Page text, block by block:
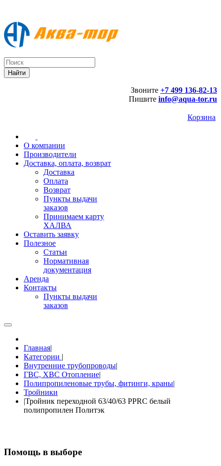
Звоните +7 499 136-82-13
Пишите info@aqua-tor.ru
Корзина
О компании
Производители
Доставка, оплата, возврат
Доставка
Оплата
Возврат
Пункты выдачи
заказов
Принимаем карту
ХАЛВА
Оставить заявку
Полезное
Статьи
Нормативная
документация
Аренда
Контакты
Пункты выдачи
заказов
Главная|
Категории |
Внутренние трубопроводы|
ГВС, ХВС Отопление|
Полипропиленовые трубы, фитинги, краны|
Тройники
|Тройник переходной 63/40/63 PPRC белый
полипропилен Политэк
Помощь в выборе